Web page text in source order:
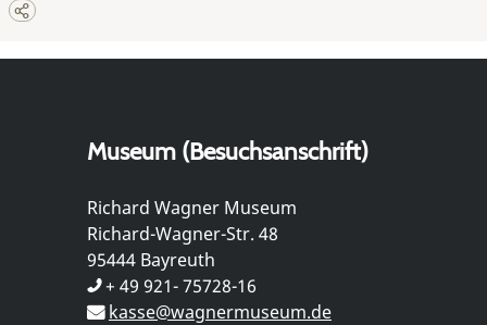
Museum (Besuchsanschrift)
Richard Wagner Museum
Richard-Wagner-Str. 48
95444 Bayreuth
+ 49 921- 75728-16
kasse@wagnermuseum.de